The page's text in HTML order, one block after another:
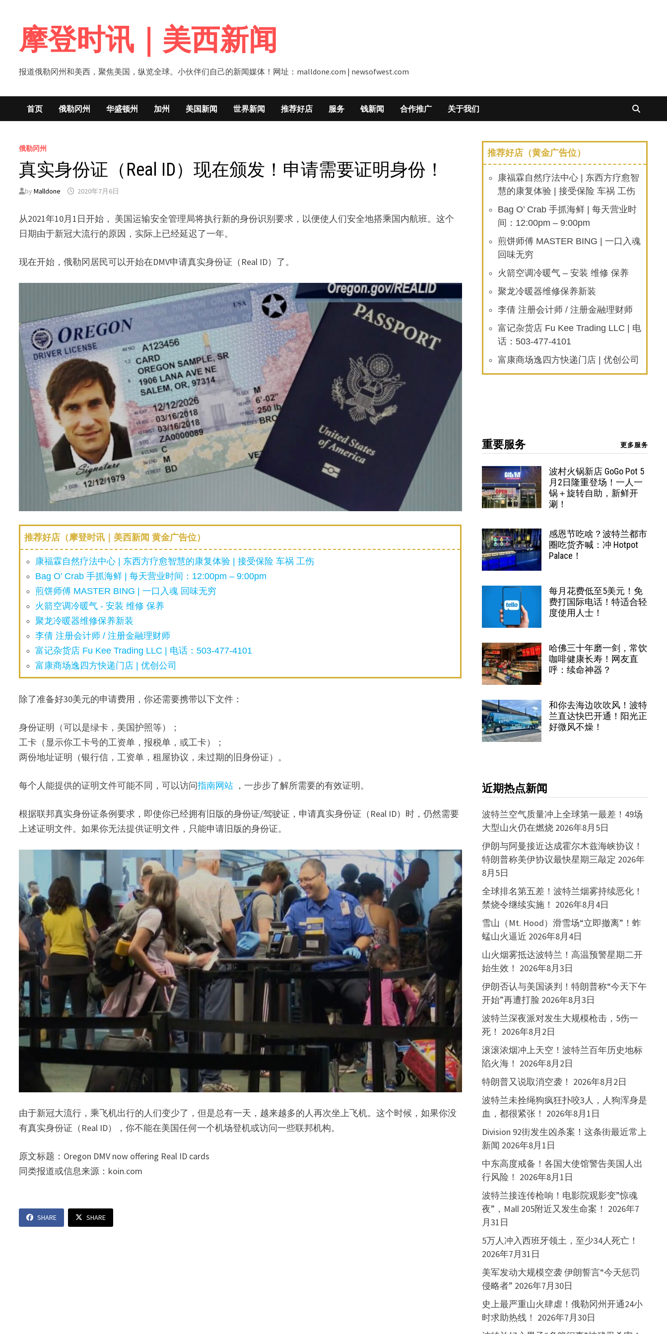
content摩登时讯｜美西新闻
报道俄勒冈州和美西，聚焦美国，纵览全球。小伙伴们自己的新闻媒体！网址：malldone.com | newsofwest.com
首页 俄勒冈州 华盛顿州 加州 美国新闻 世界新闻 推荐好店 服务 钱新闻 合作推广 关于我们
俄勒冈州
真实身份证（Real ID）现在颁发！申请需要证明身份！
byMalldone 2020年7月6日
从2021年10月1日开始， 美国运输安全管理局将执行新的身份识别要求，以便使人们安全地搭乘国内航班。这个
日期由于新冠大流行的原因，实际上已经延迟了一年。
现在开始，俄勒冈居民可以开始在DMV申请真实身份证（Real ID）了。
推荐好店（摩登时讯｜美西新闻 黄金广告位）
康福霖自然疗法中心 | 东西方疗愈智慧的康复体验 | 接受保险 车祸 工伤
Bag O’ Crab 手抓海鲜 | 每天营业时间：12:00pm – 9:00pm
煎饼师傅 MASTER BING | 一口入魂 回味无穷
火箭空调冷暖气 - 安装 维修 保养
聚龙冷暖器维修保养新装
李倩 注册会计师 / 注册金融理财师
富记杂货店 Fu Kee Trading LLC | 电话：503-477-4101
富康商场逸四方快递门店 | 优创公司
除了准备好30美元的申请费用，你还需要携带以下文件：
身份证明（可以是绿卡，美国护照等）；
工卡（显示你工卡号的工资单，报税单，或工卡）；
两份地址证明（银行信，工资单，租屋协议，未过期的旧身份证）。
每个人能提供的证明文件可能不同，可以访问指南网站 ，一步步了解所需要的有效证明。
根据联邦真实身份证条例要求，即使你已经拥有旧版的身份证/驾驶证，申请真实身份证（Real ID）时，仍然需要
上述证明文件。如果你无法提供证明文件，只能申请旧版的身份证。
由于新冠大流行，乘飞机出行的人们变少了，但是总有一天，越来越多的人再次坐上飞机。这个时候，如果你没
有真实身份证（Real ID），你不能在美国任何一个机场登机或访问一些联邦机构。
原文标题：Oregon DMV now offering Real ID cards
同类报道或信息来源：koin.com
SHARE SHARE
推荐好店（黄金广告位）
康福霖自然疗法中心 | 东西方疗愈智
慧的康复体验 | 接受保险 车祸 工伤
Bag O’ Crab 手抓海鲜 | 每天营业时
间：12:00pm – 9:00pm
煎饼师傅 MASTER BING | 一口入魂
回味无穷
火箭空调冷暖气 – 安装 维修 保养
聚龙冷暖器维修保养新装
李倩 注册会计师 / 注册金融理财师
富记杂货店 Fu Kee Trading LLC | 电
话：503-477-4101
富康商场逸四方快递门店 | 优创公司
重要服务 更多服务
波村火锅新店 GoGo Pot 5
月2日隆重登场！一人一
锅＋旋转自助，新鲜开
涮！
感恩节吃啥？波特兰都市
圈吃货齐喊：冲 Hotpot
Palace！
每月花费低至5美元！免
费打国际电话！特适合轻
度使用人士！
哈佛三十年磨一剑，常饮
咖啡健康长寿！网友直
呼：续命神器？
和你去海边吹吹风！波特
兰直达快巴开通！阳光正
好微风不燥！
近期热点新闻
波特兰空气质量冲上全球第一最差！49场
大型山火仍在燃烧 2026年8月5日
伊朗与阿曼接近达成霍尔木兹海峡协议！
特朗普称美伊协议最快星期三敲定 2026年
8月5日
全球排名第五差！波特兰烟雾持续恶化！
禁烧令继续实施！ 2026年8月4日
雪山（Mt. Hood）滑雪场“立即撤离”！蚱
蜢山火逼近 2026年8月4日
山火烟雾抵达波特兰！高温预警星期二开
始生效！ 2026年8月3日
伊朗否认与美国谈判！特朗普称“今天下午
开始”再遭打脸 2026年8月3日
波特兰深夜派对发生大规模枪击，5伤一
死！ 2026年8月2日
滚滚浓烟冲上天空！波特兰百年历史地标
陷火海！ 2026年8月2日
特朗普又说取消空袭！ 2026年8月2日
波特兰未拴绳狗疯狂扑咬3人，人狗浑身是
血，都很紧张！ 2026年8月1日
Division 92街发生凶杀案！这条街最近常上
新闻 2026年8月1日
中东高度戒备！各国大使馆警告美国人出
行风险！ 2026年8月1日
波特兰接连传枪响！电影院观影变”惊魂
夜”，Mall 205附近又发生命案！ 2026年7
月31日
5万人冲入西班牙领土，至少34人死亡！
2026年7月31日
美军发动大规模空袭 伊朗誓言“今天惩罚
侵略者” 2026年7月30日
史上最严重山火肆虐！俄勒冈州开通24小
时求助热线！ 2026年7月30日